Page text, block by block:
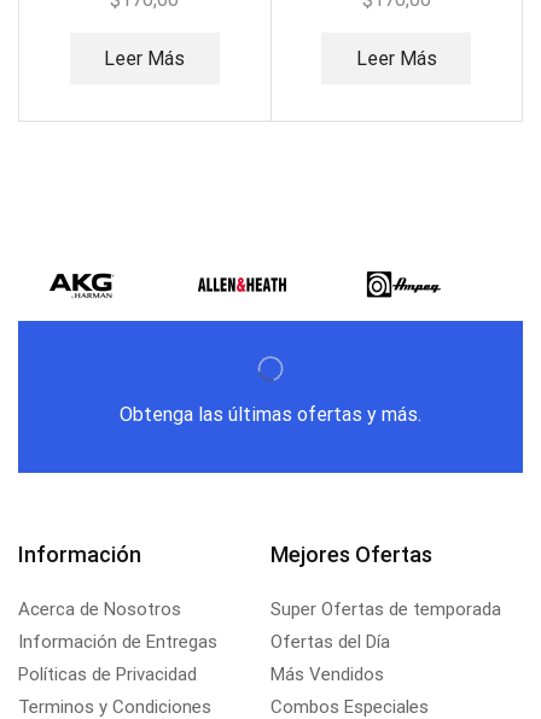
Leer Más Leer Más
Obtenga las últimas ofertas y más.
Información
Acerca de Nosotros
Información de Entregas
Políticas de Privacidad
Terminos y Condiciones
Mejores Ofertas
Super Ofertas de temporada
Ofertas del Día
Más Vendidos
Combos Especiales